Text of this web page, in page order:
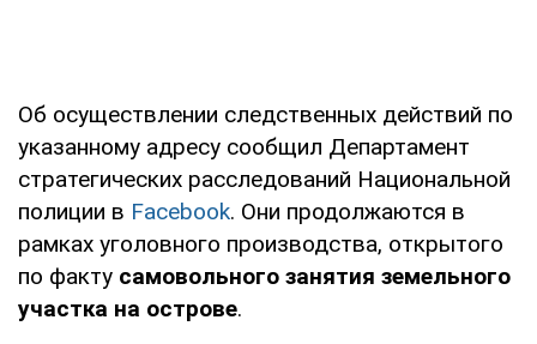
Об осуществлении следственных действий по
указанному адресу сообщил Департамент
стратегических расследований Национальной
полиции в Facebook. Они продолжаются в
рамках уголовного производства, открытого
по факту самовольного занятия земельного
участка на острове.